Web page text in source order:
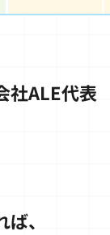
社ALE代表
、